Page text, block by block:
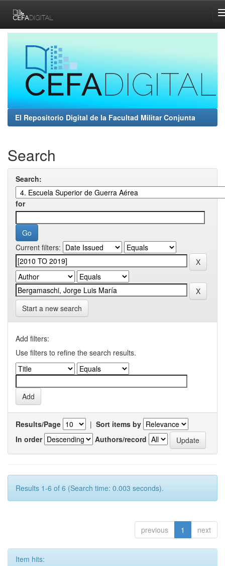
navigation
El Repositorio Digital de la Facultad Militar Conjunta
Search
Search:
for
Current filters:
Start a new search
Add filters:
Use filters to refine the search results.
Results/Page | Sort items by
In order
Authors/record
Results 1-6 of 6 (Search time: 0.003 seconds).
previous 1 next
Item hits: